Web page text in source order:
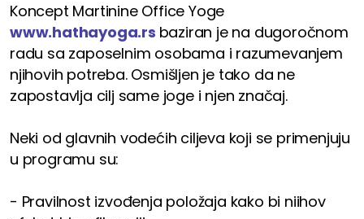
Koncept Martinine Office Yoge
www.hathayoga.rs baziran je na dugoročnom
radu sa zaposelnim osobama i razumevanjem
njihovih potreba. Osmišljen je tako da ne
zapostavlja cilj same joge i njen značaj.
Neki od glavnih vodećih ciljeva koji se primenjuju
u programu su:
- Pravilnost izvođenja položaja kako bi niihov